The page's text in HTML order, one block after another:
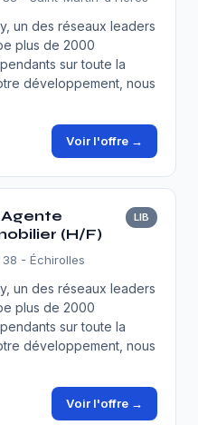
un des réseaux leaders
plus de 2000
sur toute la
développement, nous
Voir l'offre →
(H/F)
LIB
38 - Échirolles
un des réseaux leaders
plus de 2000
sur toute la
développement, nous
Voir l'offre →